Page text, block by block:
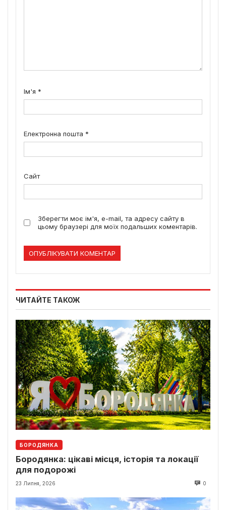
Ім'я *
Електронна пошта *
Сайт
Зберегти моє ім'я, e-mail, та адресу сайту в
цьому браузері для моїх подальших коментарів.
ЧИТАЙТЕ ТАКОЖ
БОРОДЯНКА
Бородянка: цікаві місця, історія та локації
для подорожі
23 Липня, 2026 0